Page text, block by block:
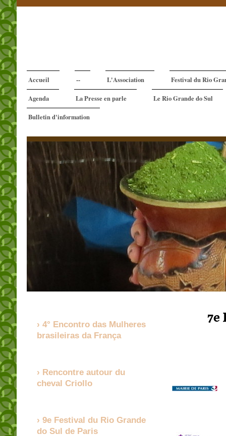
Accueil -- L'Association Festival du Rio
Agenda La Presse en parle Le Rio Grande do Sul
Bulletin d'information
7e
4° Encontro das Mulheres
brasileiras da França
Rencontre autour du
cheval Criollo
9e Festival du Rio Grande
do Sul de Paris